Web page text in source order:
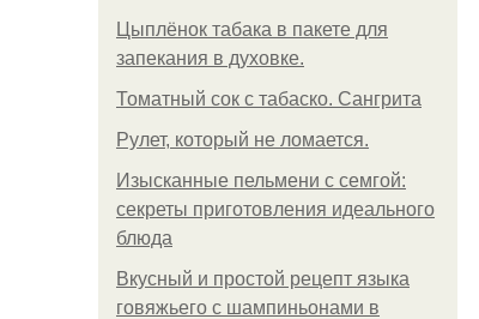
Цыплёнок табака в пакете для
запекания в духовке.
Томатный сок с табаско. Сангрита
Рулет, который не ломается.
Изысканные пельмени с семгой:
секреты приготовления идеального
блюда
Вкусный и простой рецепт языка
говяжьего с шампиньонами в